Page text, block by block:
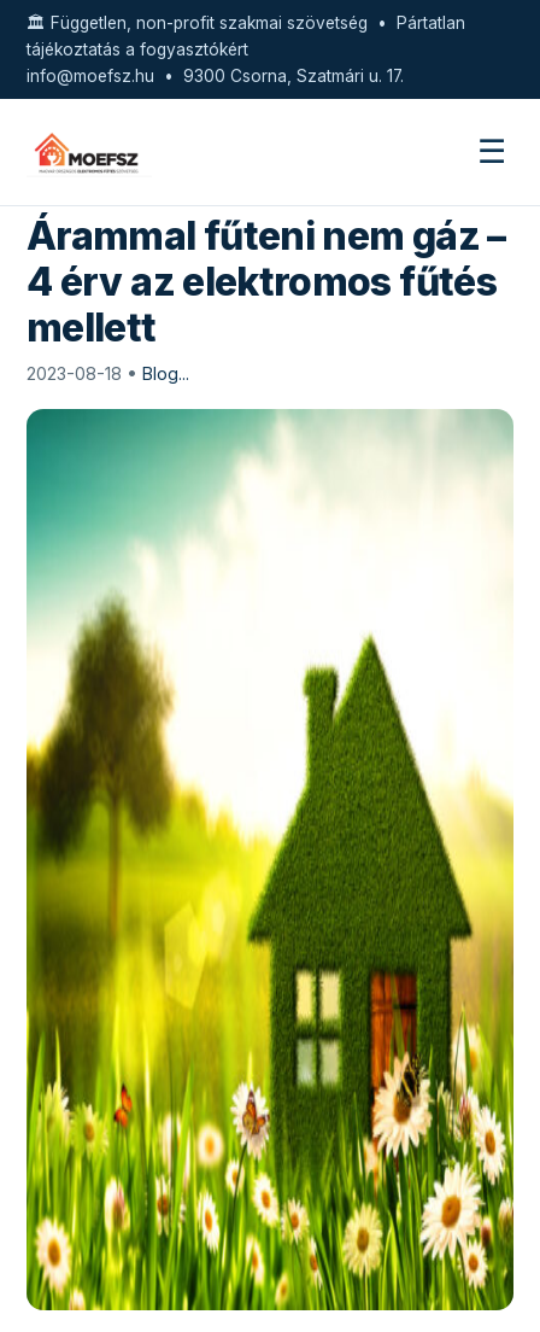
🏛️ Független, non-profit szakmai szövetség • Pártatlan
tájékoztatás a fogyasztókért
info@moefsz.hu • 9300 Csorna, Szatmári u. 17.
☰
Árammal fűteni nem gáz –
4 érv az elektromos fűtés
mellett
2023-08-18 • Blog...